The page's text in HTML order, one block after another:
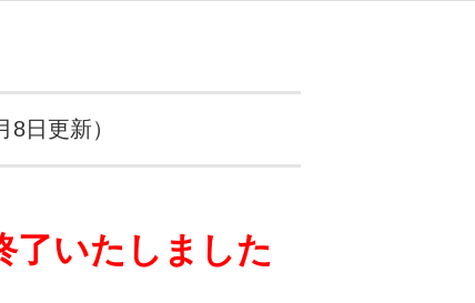
日更新）
了いたしました